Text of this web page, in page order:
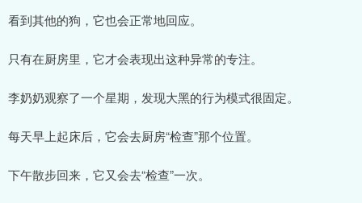
看到其他的狗，它也会正常地回应。
只有在厨房里，它才会表现出这种异常的专注。
李奶奶观察了一个星期，发现大黑的行为模式很固定。
每天早上起床后，它会去厨房“检查”那个位置。
下午散步回来，它又会去“检查”一次。